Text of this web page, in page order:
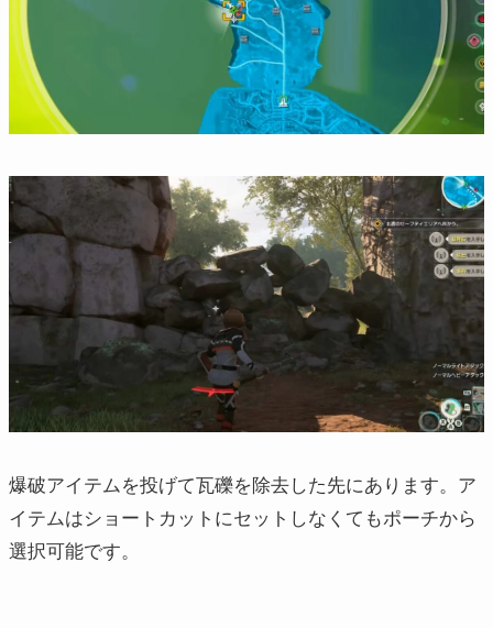
爆破アイテムを投げて瓦礫を除去した先にあります。ア
イテムはショートカットにセットしなくてもポーチから
選択可能です。